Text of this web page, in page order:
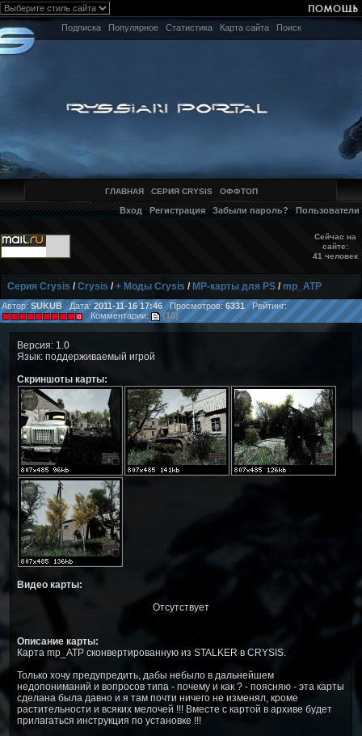
Подписка Популярное Статистика Карта сайта Поиск
ГЛАВНАЯ СЕРИЯ CRYSIS ОФФТОП
Вход Регистрация Забыли пароль? Пользователи
Сейчас на
сайте:
41 человек
Серия Crysis /Crysis /+ Моды Crysis / MP-карты для PS / mp_ATP
Автор: SUKUB Дата:2011-11-16 17:46Просмотров: 6331Рейтинг:
Комментарии:
(16)
Версия: 1.0
Язык: поддерживаемый игрой
Скриншоты карты:
Видео карты:
Отсутствует
Описание карты:
Карта mp_ATP сконвертированную из STALKER в CRYSIS.
Только хочу предупредить, дабы небыло в дальнейшем
недопониманий и вопросов типа - почему и как ? - поясняю - эта карты
сделана была давно и я там почти ничего не изменял, кроме
растительности и всяких мелочей !!! Вместе с картой в архиве будет
прилагаться инструкция по установке !!!